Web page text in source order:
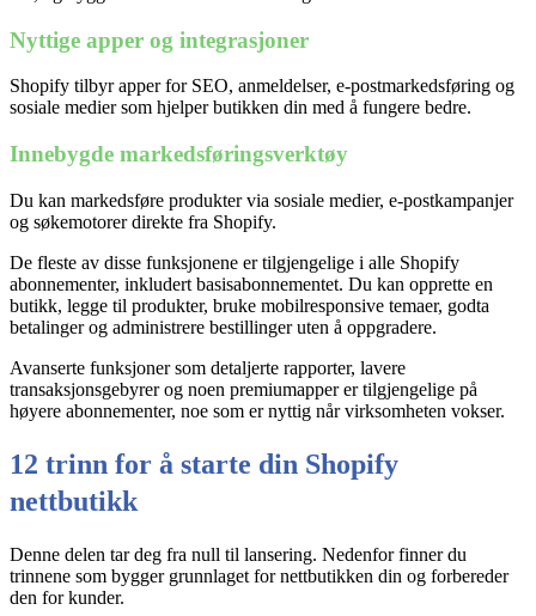
Nyttige apper og integrasjoner
Shopify tilbyr apper for SEO, anmeldelser, e-postmarkedsføring og
sosiale medier som hjelper butikken din med å fungere bedre.
Innebygde markedsføringsverktøy
Du kan markedsføre produkter via sosiale medier, e-postkampanjer
og søkemotorer direkte fra Shopify.
De fleste av disse funksjonene er tilgjengelige i alle Shopify
abonnementer, inkludert basisabonnementet. Du kan opprette en
butikk, legge til produkter, bruke mobilresponsive temaer, godta
betalinger og administrere bestillinger uten å oppgradere.
Avanserte funksjoner som detaljerte rapporter, lavere
transaksjonsgebyrer og noen premiumapper er tilgjengelige på
høyere abonnementer, noe som er nyttig når virksomheten vokser.
12 trinn for å starte din Shopify
nettbutikk
Denne delen tar deg fra null til lansering. Nedenfor finner du
trinnene som bygger grunnlaget for nettbutikken din og forbereder
den for kunder.